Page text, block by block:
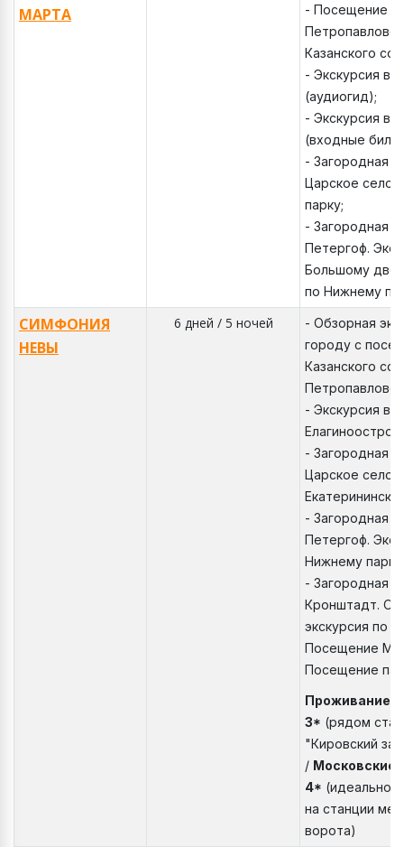
МАРТА
- Посещение
Казанского
- Экскурсия в
(аудиогид);
- Экскурсия в
(входные
- Загородная
Царское село.
парку;
- Загородная
Петергоф.
Большому
по Нижнему
СИМФОНИЯ
НЕВЫ
6 дней / 5 ночей
- Обзорная
городу с
Казанского
- Экскурсия в
- Загородная
Царское село.
- Загородная
Петергоф.
Нижнему парку;
- Загородная
Кронштадт.
экскурсия по
Посещение
Посещение
Проживание:
3* (рядом
"Кировский
/ Московские
4*
на станции
ворота)